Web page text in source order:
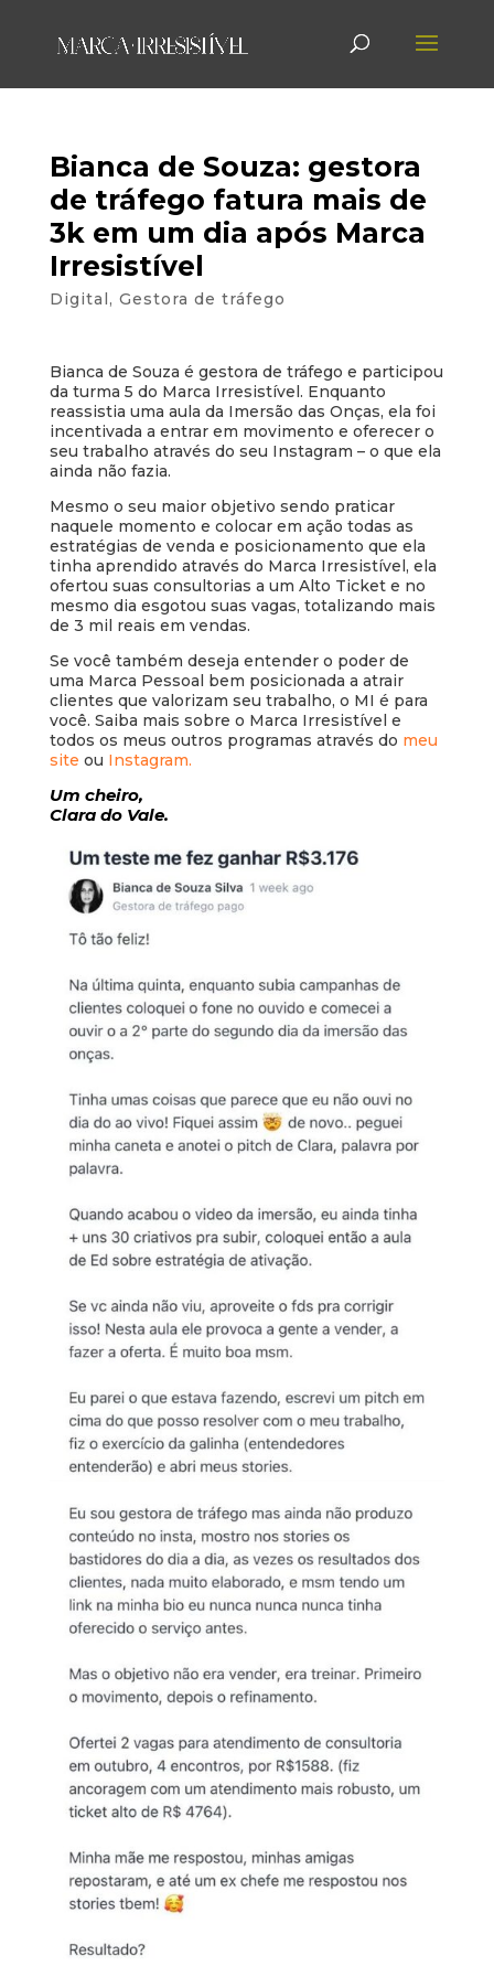
Bianca de Souza: gestora
de tráfego fatura mais de
3k em um dia após Marca
Irresistível
Digital, Gestora de tráfego
Bianca de Souza é gestora de tráfego e participou
da turma 5 do Marca Irresistível. Enquanto
reassistia uma aula da Imersão das Onças, ela foi
incentivada a entrar em movimento e oferecer o
seu trabalho através do seu Instagram – o que ela
ainda não fazia.
Mesmo o seu maior objetivo sendo praticar
naquele momento e colocar em ação todas as
estratégias de venda e posicionamento que ela
tinha aprendido através do Marca Irresistível, ela
ofertou suas consultorias a um Alto Ticket e no
mesmo dia esgotou suas vagas, totalizando mais
de 3 mil reais em vendas.
Se você também deseja entender o poder de
uma Marca Pessoal bem posicionada a atrair
clientes que valorizam seu trabalho, o MI é para
você. Saiba mais sobre o Marca Irresistível e
todos os meus outros programas através do meu
site ou Instagram.
Um cheiro,
Clara do Vale.